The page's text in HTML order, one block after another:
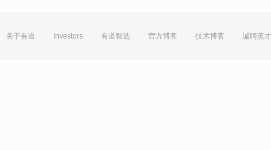
关于有道 Investors 有道智选 官方博客 技术博客 诚聘英才